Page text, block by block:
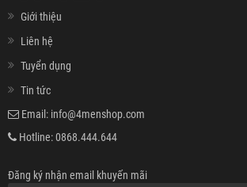
Giới thiệu
Liên hệ
Tuyển dụng
Tin tức
Email: info@4menshop.com
Hotline:0868.444.644
Đăng ký nhận email khuyến mãi